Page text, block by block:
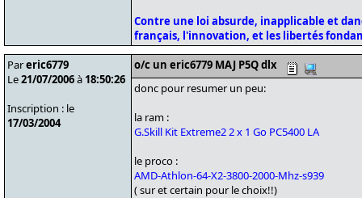
Contre une loi absurde, inapplicable et
français, l'innovation, et les libertés
Pareric6779
Le21/07/2006à 18:50:26
Inscription : le
17/03/2004
o/c un eric6779 MAJ P5Q dlx
donc pour resumer un peu:
la ram :
G.Skill Kit Extreme2 2 x 1 Go PC5400 LA
le proco :
AMD-Athlon-64-X2-3800-2000-Mhz-s939
( sur et certain pour le choix!!)